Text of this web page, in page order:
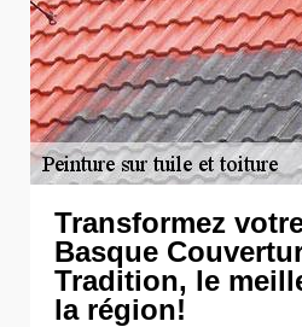
Transformez
Basque
Tradition, le
la région!